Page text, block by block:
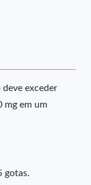
exceder
mg em um
gotas.